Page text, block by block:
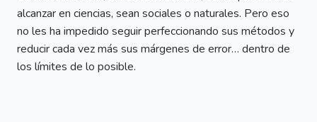
alcanzar en ciencias, sean sociales o naturales. Pero eso
no les ha impedido seguir perfeccionando sus métodos y
reducir cada vez más sus márgenes de error… dentro de
los límites de lo posible.